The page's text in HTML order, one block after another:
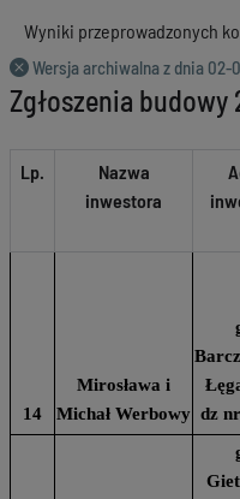
Wyniki przeprowadzonych
Wersja archiwalna z dnia 02-
Zgłoszenia budowy
Lp.
Nazwa
inwestora
14
Mirosława i
Michał Werbowy dz